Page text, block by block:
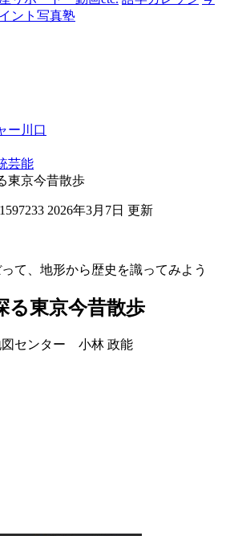
ント写真塾
ー川口
芸能
東京今昔散歩
2026年3月7日 更新
て、地形から歴史を識ってみよう
る東京今昔散歩
図センター 小林 政能